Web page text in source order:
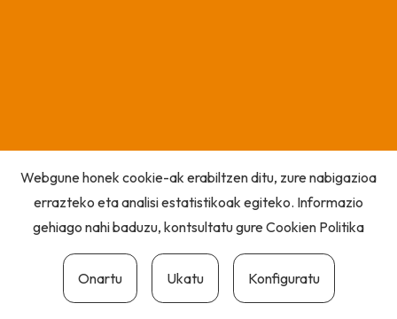
Webgune honek cookie-ak erabiltzen ditu, zure nabigazioa
errazteko eta analisi estatistikoak egiteko. Informazio
gehiago nahi baduzu, kontsultatu gureCookien Politika
Onartu Ukatu Konfiguratu